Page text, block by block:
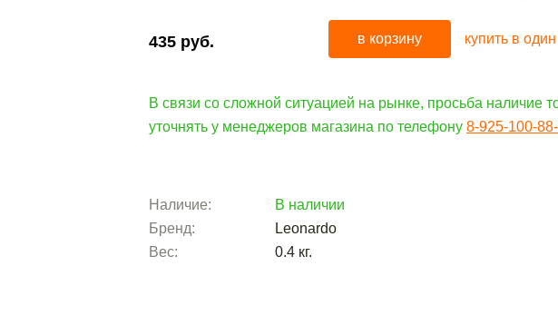
435 руб. в корзину купить в
В связи со сложной ситуацией на рынке, просьба наличие
уточнять у менеджеров магазина по телефону 8-925-100-
Наличие:
В наличии
Бренд:
Leonardo
Вес:
0.4 кг.